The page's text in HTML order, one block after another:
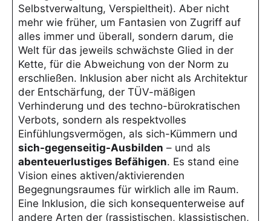
Selbstverwaltung, Verspieltheit). Aber nicht
mehr wie früher, um Fantasien von Zugriff auf
alles immer und überall, sondern darum, die
Welt für das jeweils schwächste Glied in der
Kette, für die Abweichung von der Norm zu
erschließen. Inklusion aber nicht als Architektur
der Entschärfung, der TÜV-mäßigen
Verhinderung und des techno-bürokratischen
Verbots, sondern als respektvolles
Einfühlungsvermögen, als sich-Kümmern und
sich-gegenseitig-Ausbilden – und als
abenteuerlustiges Befähigen. Es stand eine
Vision eines aktiven/aktivierenden
Begegnungsraumes für wirklich alle im Raum.
Eine Inklusion, die sich konsequenterweise auf
andere Arten der (rassistischen, klassistischen,